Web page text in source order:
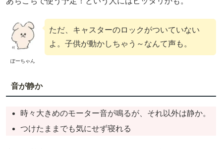
ぽーちゃん
ただ、キャスターのロックがついていない
よ。子供が動かしちゃう～なんて声も。
音が静か
時々大きめのモーター音が鳴るが、それ以外は静か。
つけたままでも気にせず寝れる